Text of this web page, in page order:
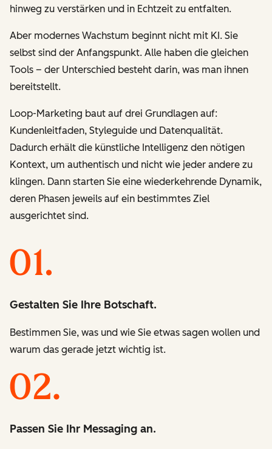
hinweg zu verstärken und in Echtzeit zu entfalten.
Aber modernes Wachstum beginnt nicht mit KI. Sie
selbst sind der Anfangspunkt. Alle haben die gleichen
Tools – der Unterschied besteht darin, was man ihnen
bereitstellt.
Loop-Marketing baut auf drei Grundlagen auf:
Kundenleitfaden, Styleguide und Datenqualität.
Dadurch erhält die künstliche Intelligenz den nötigen
Kontext, um authentisch und nicht wie jeder andere zu
klingen. Dann starten Sie eine wiederkehrende Dynamik,
deren Phasen jeweils auf ein bestimmtes Ziel
ausgerichtet sind.
Gestalten Sie Ihre Botschaft.
Bestimmen Sie, was und wie Sie etwas sagen wollen und
warum das gerade jetzt wichtig ist.
Passen Sie Ihr Messaging an.